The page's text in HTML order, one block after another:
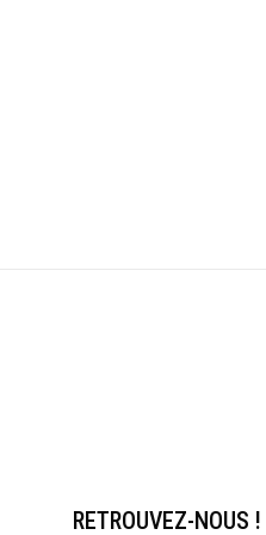
RETROUVEZ-NOUS !